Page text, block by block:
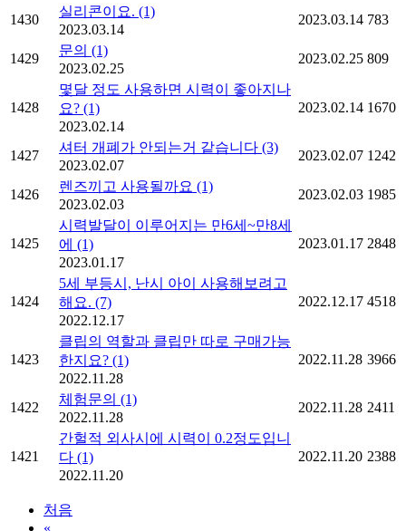
1430
실리콘이요. (1)
2023.03.14
2023.03.14 783
1429
문의 (1)
2023.02.25
2023.02.25 809
1428
몇달 정도 사용하면 시력이 좋아지나
요? (1)
2023.02.14
2023.02.14 1670
1427
셔터 개폐가 안되는거 같습니다 (3)
2023.02.07
2023.02.07 1242
1426
렌즈끼고 사용될까요 (1)
2023.02.03
2023.02.03 1985
1425
시력발달이 이루어지는 만6세~만8세
에 (1)
2023.01.17
2023.01.17 2848
1424
5세 부등시, 난시 아이 사용해보려고
해요. (7)
2022.12.17
2022.12.17 4518
1423
클립의 역할과 클립만 따로 구매가능
한지요? (1)
2022.11.28
2022.11.28 3966
1422
체험문의 (1)
2022.11.28
2022.11.28 2411
1421
간헐적 외사시에 시력이 0.2정도입니
다 (1)
2022.11.20
2022.11.20 2388
처음